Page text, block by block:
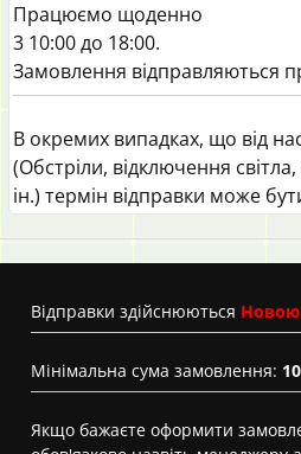
Працюємо щоденно
3 10:00 до 18:00.
Замовлення відправляються
В окремих випадках, що від
(Обстріли, відключення
ін.) термін відправки може
Вiдправки здійснюються
Мінімальна сума замовлення:
Якщо бажаєте оформити